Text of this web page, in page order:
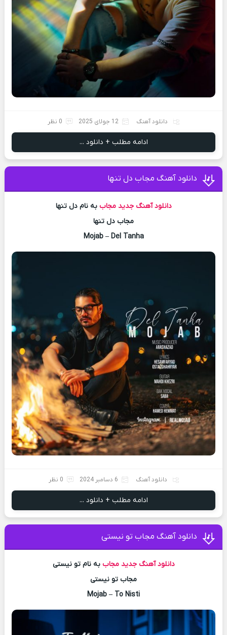
دانلود آهنگ 12 جولای 2025 0 نظر
ادامه مطلب + دانلود ...
دانلود آهنگ مجاب دل تنها
دانلود آهنگ جدید مجاب به نام دل تنها
مجاب دل تنها
Mojab – Del Tanha
دانلود آهنگ 6 دسامبر 2024 0 نظر
ادامه مطلب + دانلود ...
دانلود آهنگ مجاب تو نیستی
دانلود آهنگ جدید مجاب به نام تو نیستی
مجاب تو نیستی
Mojab – To Nisti